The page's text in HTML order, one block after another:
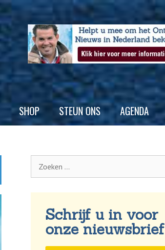
SHOP STEUN ONS AGENDA
Schrijf u in voor
onze nieuwsbrief